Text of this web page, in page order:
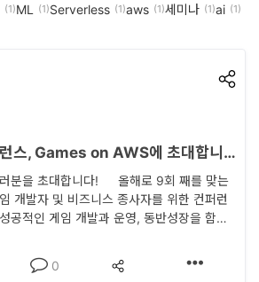
(1)ML (1)Serverless (1)aws (1)세미나 (1)ai (1)
AWS의 게임 컨퍼런스, Games on AWS에 초대합니다.
분을 초대합니다! 올해로 9회 째를 맞는
개발자 및 비즈니스 종사자를 위한 컨퍼런
공적인 게임 개발과 운영, 동반성장을 함께
, 판교에서 개최될 예정입니다. AWS for
리오와 함께 소규모 스튜디오로 런칭 4개월
0